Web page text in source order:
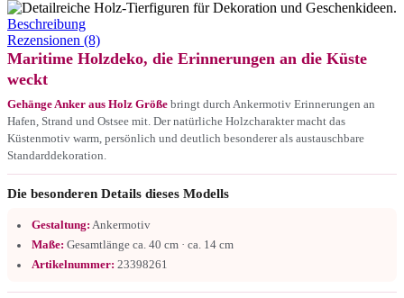
Beschreibung
Rezensionen (8)
Maritime Holzdeko, die Erinnerungen an die Küste
weckt
Gehänge Anker aus Holz Größe bringt durch Ankermotiv Erinnerungen an
Hafen, Strand und Ostsee mit. Der natürliche Holzcharakter macht das
Küstenmotiv warm, persönlich und deutlich besonderer als austauschbare
Standarddekoration.
Die besonderen Details dieses Modells
Gestaltung: Ankermotiv
Maße: Gesamtlänge ca. 40 cm · ca. 14 cm
Artikelnummer: 23398261